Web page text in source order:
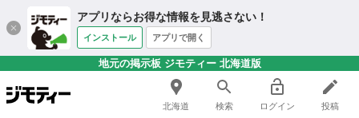
アプリならお得な情報を見逃さない！
インストール アプリで開く
地元の掲示板 ジモティー 北海道版
北海道 検索 ログイン 投稿